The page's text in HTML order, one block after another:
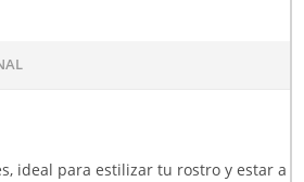
ideal para estilizar tu rostro y estar a